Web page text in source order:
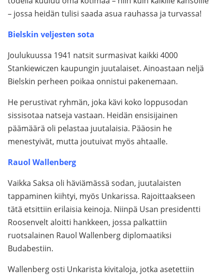
– jossa heidän tulisi saada asua rauhassa ja turvassa!
Bielskin veljesten sota
Joulukuussa 1941 natsit surmasivat kaikki 4000
Stankiewiczen kaupungin juutalaiset. Ainoastaan neljä
Bielskin perheen poikaa onnistui pakenemaan.
He perustivat ryhmän, joka kävi koko loppusodan
sissisotaa natseja vastaan. Heidän ensisijainen
päämäärä oli pelastaa juutalaisia. Pääosin he
menestyivät, mutta joutuivat myös ahtaalle.
Rauol Wallenberg
Vaikka Saksa oli häviämässä sodan, juutalaisten
tappaminen kiihtyi, myös Unkarissa. Rajoittaakseen
tätä etsittiin erilaisia keinoja. Niinpä Usan presidentti
Roosenvelt aloitti hankkeen, jossa palkattiin
ruotsalainen Rauol Wallenberg diplomaatiksi
Budabestiin.
Wallenberg osti Unkarista kivitaloja, jotka asetettiin